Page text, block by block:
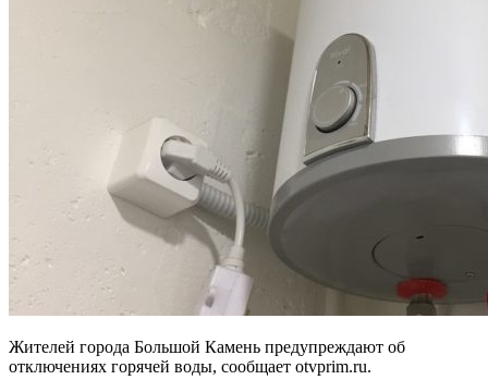
Жителей города Большой Камень предупреждают об
отключениях горячей воды, сообщает otvprim.ru.